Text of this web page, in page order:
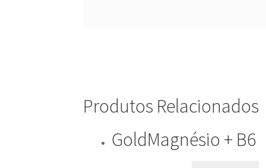
Produtos Relacionados
GoldMagnésio + B6